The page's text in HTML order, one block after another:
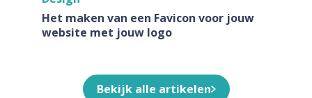
Het maken van een Favicon voor jouw
website met jouw logo
Bekijk alle artikelen